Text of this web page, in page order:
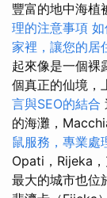
豐富的地中海植
理的注意事項
家裡，讓您的居
起來像是一個裸
個真正的仙境，
言與SEO的結合
的海灘，
鼠服務，專業處
Opati，Rijeka
最大的城市也位